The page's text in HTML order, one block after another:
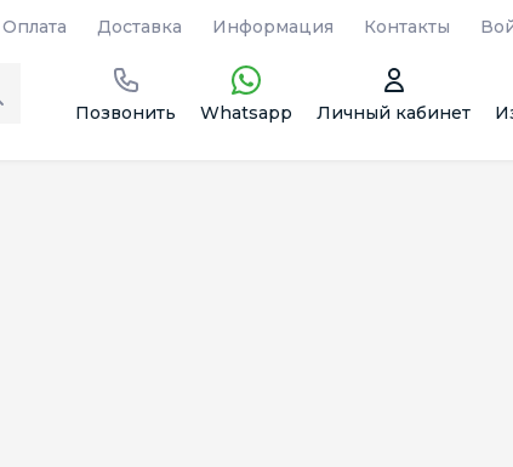
Оплата Доставка Информация Контакты
Позвонить Whatsapp Личный кабинет